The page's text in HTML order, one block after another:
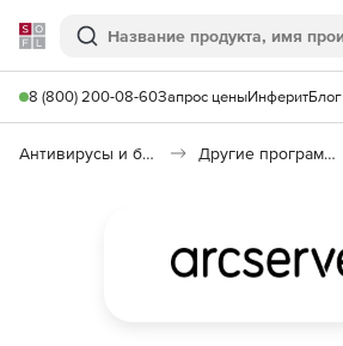
Softline
Поиск
8 (800) 200-08-60Запрос ценыИнферитБлог
Антивирусы и безопасность Другие программы